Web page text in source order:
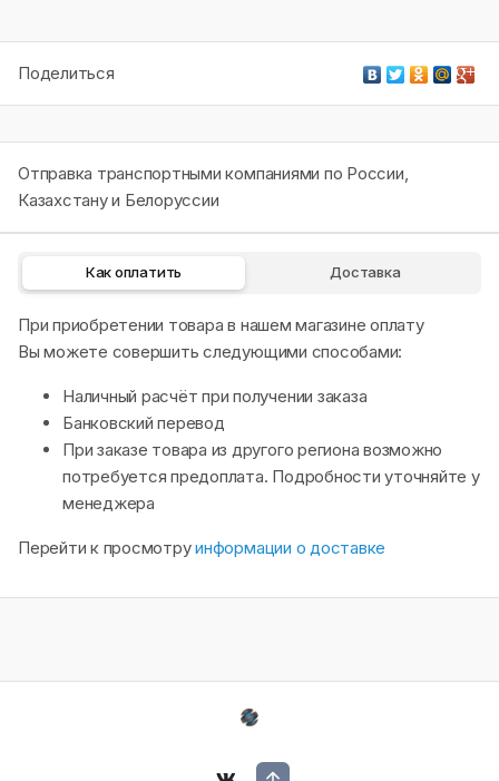
Поделиться
Отправка транспортными компаниями по России,
Казахстану и Белоруссии
Как оплатить Доставка
При приобретении товара в нашем магазине оплату
Вы можете совершить следующими способами:
Наличный расчёт при получении заказа
Банковский перевод
При заказе товара из другого региона возможно
потребуется предоплата. Подробности уточняйте у
менеджера
Перейти к просмотруинформации о доставке